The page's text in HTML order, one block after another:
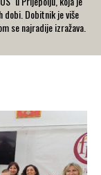
dobi. Dobitnik je više
se najradije izražava.